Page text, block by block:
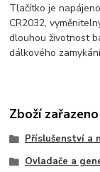
Tlačítko je
CR2032,
dlouhou životnost
dálkového
Zboží
Příslušenství a
Ovladače a